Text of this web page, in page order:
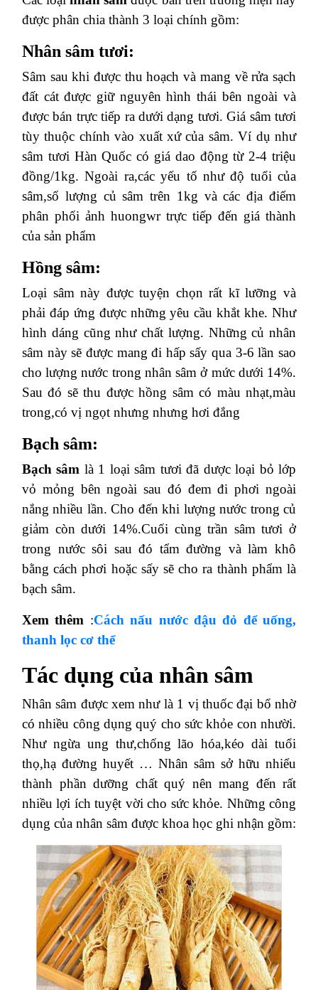
được phân chia thành 3 loại chính gồm:
Nhân sâm tươi:
Sâm sau khi được thu hoạch và mang về rửa sạch
đất cát được giữ nguyên hình thái bên ngoài và
được bán trực tiếp ra dưới dạng tươi. Giá sâm tươi
tùy thuộc chính vào xuất xứ của sâm. Ví dụ như
sâm tươi Hàn Quốc có giá dao động từ 2-4 triệu
đồng/1kg. Ngoài ra,các yếu tố như độ tuổi của
sâm,số lượng củ sâm trên 1kg và các địa điểm
phân phối ảnh huongwr trực tiếp đến giá thành
của sản phẩm
Hồng sâm:
Loại sâm này được tuyện chọn rất kĩ lưỡng và
phải đáp ứng được những yêu cầu khắt khe. Như
hình dáng cũng như chất lượng. Những củ nhân
sâm này sẽ được mang đi hấp sấy qua 3-6 lần sao
cho lượng nước trong nhân sâm ở mức dưới 14%.
Sau đó sẽ thu được hồng sâm có màu nhạt,màu
trong,có vị ngọt nhưng nhưng hơi đắng
Bạch sâm:
Bạch sâm là 1 loại sâm tươi đã dược loại bỏ lớp
vỏ mỏng bên ngoài sau đó đem đi phơi ngoài
nắng nhiều lần. Cho đến khi lượng nước trong củ
giảm còn dưới 14%.Cuối cùng trần sâm tươi ở
trong nước sôi sau đó tẩm đường và làm khô
bằng cách phơi hoặc sấy sẽ cho ra thành phẩm là
bạch sâm.
Xem thêm :Cách nấu nước đậu đỏ để uống,
thanh lọc cơ thể
Tác dụng của nhân sâm
Nhân sâm được xem như là 1 vị thuốc đại bổ nhờ
có nhiều công dụng quý cho sức khỏe con nhười.
Như ngừa ung thư,chống lão hóa,kéo dài tuổi
thọ,hạ đường huyết … Nhân sâm sở hữu nhiểu
thành phần dưỡng chất quý nên mang đến rất
nhiều lợi ích tuyệt vời cho sức khỏe. Những công
dụng của nhân sâm được khoa học ghi nhận gồm: